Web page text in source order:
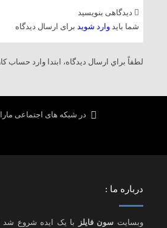
دیدگاهی بنویسید
شما بایدوارد شوید برای ارسال دیدگاه
لطفاً براي ارسال دیدگاه، ابتدا وارد حساب
در شبکه های اجتماعی مارا
درباره ما :
وبسایت سون فایلز
با یک ایده شروع